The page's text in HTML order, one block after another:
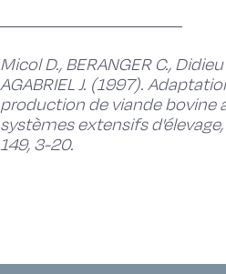
Micol D., BERANGER C., Didieu
AGABRIEL J. (1997).
production de viande bovine
systèmes extensifs
149, 3-20.